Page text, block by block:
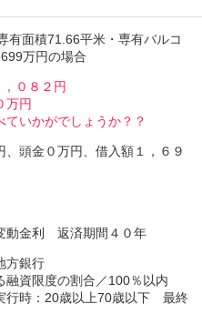
有面積71.66平米・専有バルコ
万円の場合
０８２円
万円
いかがでしょうか？？
、頭金０万円、借入額１，６９
動金利 返済期間４０年
方銀行
融資限度の割合／100％以内
行時：20歳以上70歳以下 最終